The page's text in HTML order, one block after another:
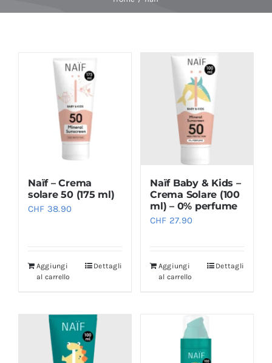
News
Naïf – Crema
solare 50 (175 ml)
CHF 38.90
Aggiungi
al carrello
Dettagli
Naïf Baby & Kids –
Crema Solare (100
ml) – 0% perfume
CHF 27.90
Aggiungi
al carrello
Dettagli